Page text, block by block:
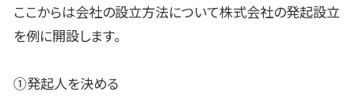
ここからは会社の設立方法について株式会社の発起設立
を例に開設します。
①発起人を決める